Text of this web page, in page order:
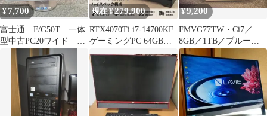
¥7,700
富士通 F/G50T 一体
型中古PC20ワイド
Win11Home 即使用可
現在 ¥279,900
RTX4070Ti i7-14700KF
ゲーミングPC 64GB
SSD2TB
¥9,200
FMVG77TW・Ci7／
8GB／1TB／ブルーレ
イ・W11+ Office